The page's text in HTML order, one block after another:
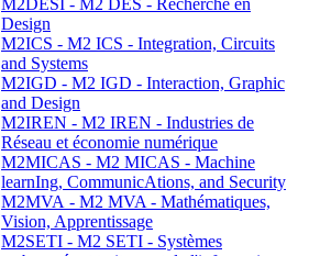
M2DESI - M2 DES - Recherche en
Design
M2ICS - M2 ICS - Integration, Circuits
and Systems
M2IGD - M2 IGD - Interaction, Graphic
and Design
M2IREN - M2 IREN - Industries de
Réseau et économie numérique
M2MICAS - M2 MICAS - Machine
learnIng, CommunicAtions, and Security
M2MVA - M2 MVA - Mathématiques,
Vision, Apprentissage
M2SETI - M2 SETI - Systèmes